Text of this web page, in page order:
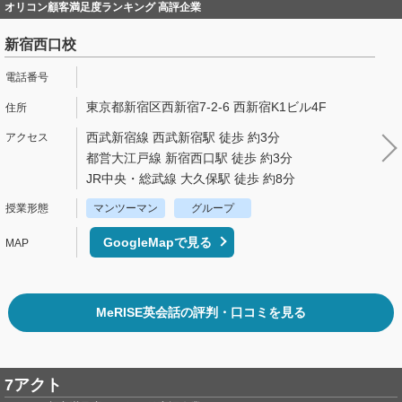
オリコン顧客満足度ランキング 高評企業
新宿西口校
東京都新宿区西新宿7-2-6 西新宿K1ビル4F
西武新宿線 西武新宿駅 徒歩 約3分
都営大江戸線 新宿西口駅 徒歩 約3分
JR中央・総武線 大久保駅 徒歩 約8分
マンツーマン グループ
GoogleMapで見る
MeRISE英会話の評判・口コミを見る
7アクト